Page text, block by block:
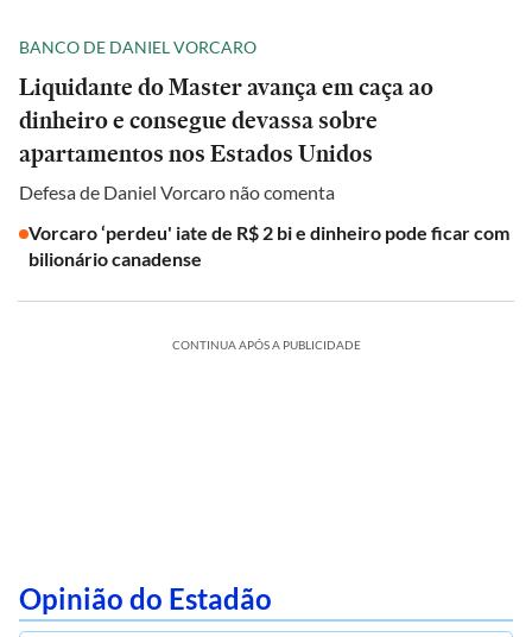
BANCO DE DANIEL VORCARO
Liquidante do Master avança em caça ao
dinheiro e consegue devassa sobre
apartamentos nos Estados Unidos
Defesa de Daniel Vorcaro não comenta
Vorcaro ‘perdeu' iate de R$ 2 bi e dinheiro pode ficar com
bilionário canadense
CONTINUA APÓS A PUBLICIDADE
Opinião do Estadão